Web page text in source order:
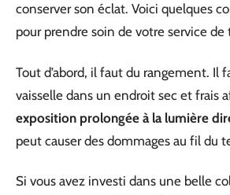
conserver son éclat. Voici quelques
pour prendre soin de votre service de
Tout d’abord, il faut du rangement. Il
vaisselle dans un endroit sec et frais
exposition prolongée à la lumière
peut causer des dommages au fil du
Si vous avez investi dans une belle